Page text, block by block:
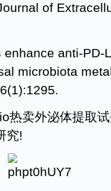
of
anti-PD-
microbiota
热卖外泌体提取
究!